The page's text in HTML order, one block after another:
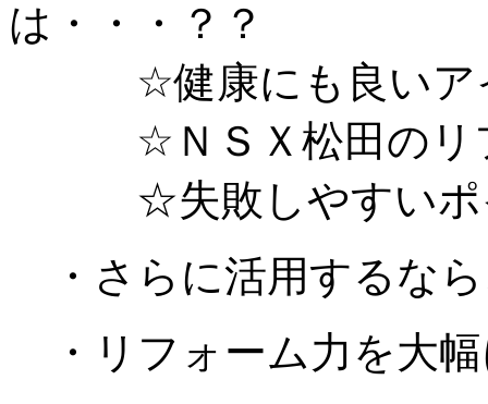
は・・・？？
☆健康にも良いア
☆ＮＳＸ松田のリフ
☆失敗しやすいポ
・さらに活用するな
・リフォーム力を大